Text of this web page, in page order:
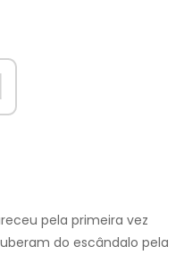
pela primeira vez
do escândalo pela